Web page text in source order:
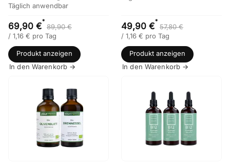
Täglich anwendbar
69,90 €*
89,90 €
/ 1,16 € pro Tag
Produkt anzeigen
In den Warenkorb →
49,90 €*
57,80 €
/ 1,16 € pro Tag
Produkt anzeigen
In den Warenkorb →